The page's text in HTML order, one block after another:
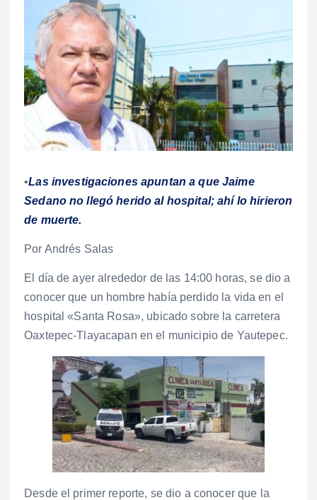
•Las investigaciones apuntan a que Jaime
Sedano no llegó herido al hospital; ahí lo hirieron
de muerte.
Por Andrés Salas
El día de ayer alrededor de las 14:00 horas, se dio a
conocer que un hombre había perdido la vida en el
hospital «Santa Rosa», ubicado sobre la carretera
Oaxtepec-Tlayacapan en el municipio de Yautepec.
Desde el primer reporte, se dio a conocer que la